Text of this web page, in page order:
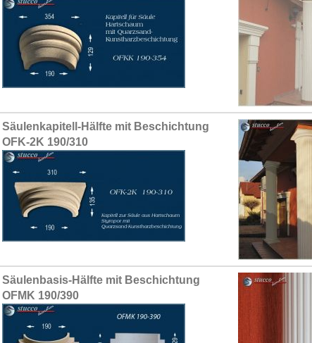
Säulenkapitell-Hälfte mit Beschichtung
OFK-2K 190/310
Säulenbasis-Hälfte mit Beschichtung
OFMK 190/390